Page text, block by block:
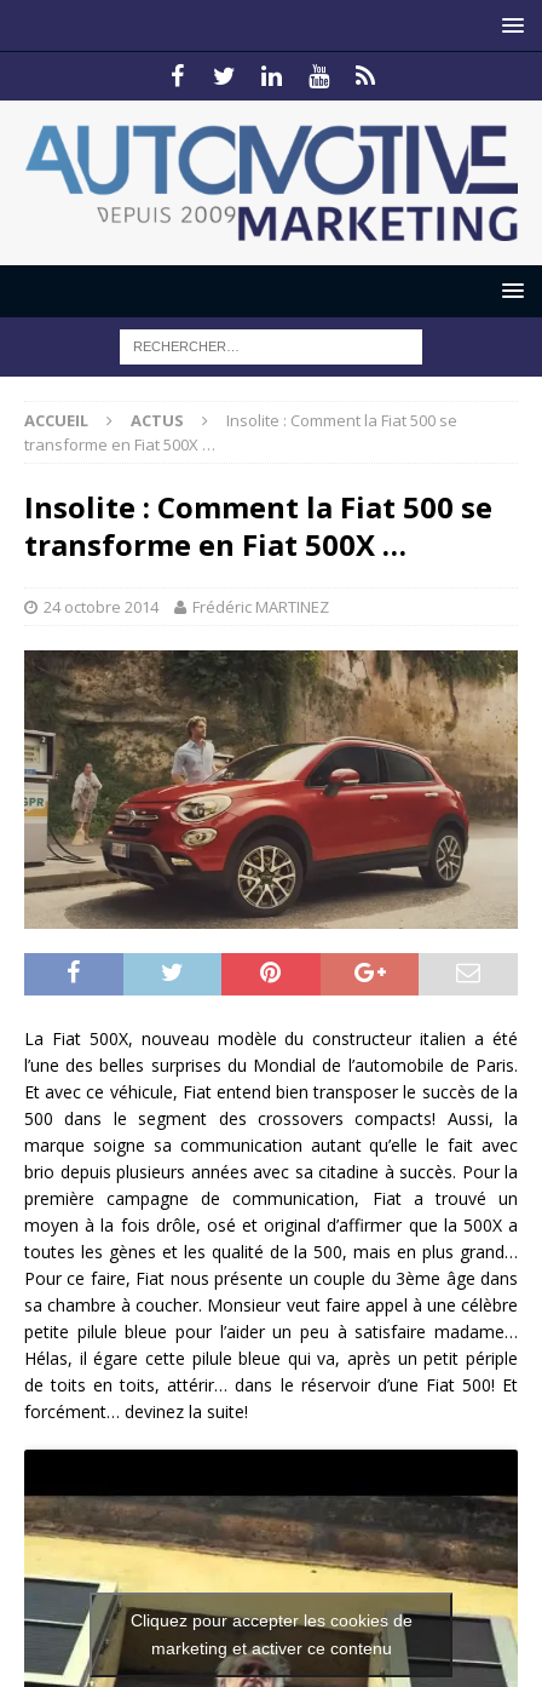
ACCUEIL ACTUS
Insolite : Comment la Fiat 500 se
transforme en Fiat 500X …
Insolite : Comment la Fiat 500 se
transforme en Fiat 500X …
24 octobre 2014 Frédéric MARTINEZ
La Fiat 500X, nouveau modèle du constructeur italien a été
l’une des belles surprises du Mondial de l’automobile de Paris.
Et avec ce véhicule, Fiat entend bien transposer le succès de la
500 dans le segment des crossovers compacts! Aussi, la
marque soigne sa communication autant qu’elle le fait avec
brio depuis plusieurs années avec sa citadine à succès. Pour la
première campagne de communication, Fiat a trouvé un
moyen à la fois drôle, osé et original d’affirmer que la 500X a
toutes les gènes et les qualité de la 500, mais en plus grand…
Pour ce faire, Fiat nous présente un couple du 3ème âge dans
sa chambre à coucher. Monsieur veut faire appel à une célèbre
petite pilule bleue pour l’aider un peu à satisfaire madame…
Hélas, il égare cette pilule bleue qui va, après un petit périple
de toits en toits, attérir… dans le réservoir d’une Fiat 500! Et
forcément… devinez la suite!
Cliquez pour accepter les cookies de
marketing et activer ce contenu